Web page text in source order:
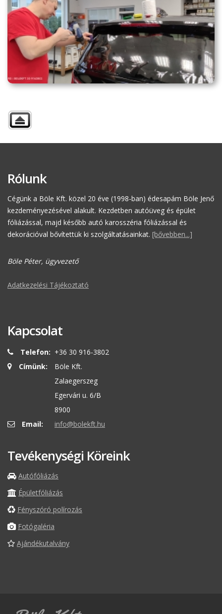
Rólunk
Cégünk a Böle Kft. közel 20 éve (1998-ban) édesapám Böle Jenő
kezdeményezésével alakult. Kezdetben autóüveg és épület
fóliázással, majd később autó karosszéria fóliázással és
dekorációval bővítettük ki szolgáltatásainkat. [bővebben...]
Böle Péter, ügyvezető
Adatkezelési Tájékoztató
Kapcsolat
Telefon: +36 30 916-3802
Címünk:
Böle Kft.
Zalaegerszeg
Egervári u. 6/B
8900
Email:
info@bolekft.hu
Tevékenységi Köreink
Autófóliázás
Épületfóliázás
Fényszóró polírozás
Fotógaléria
Ajándékutalvány